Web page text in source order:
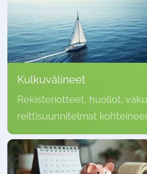
Kulkuvälineet
Rekisteriotteet, huollot,
reittisuunnitelmat